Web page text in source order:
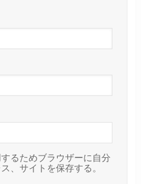
るためブラウザーに自分
、サイトを保存する。